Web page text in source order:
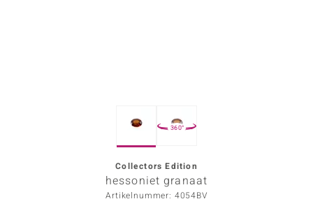
360°
Collectors Edition
hessoniet granaat
Artikelnummer: 4054BV